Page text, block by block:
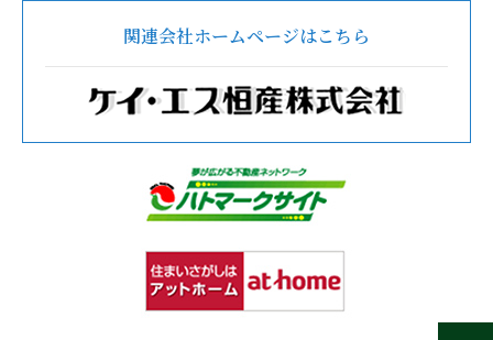
関連会社ホームページはこちら